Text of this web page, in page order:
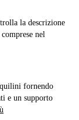
la descrizione
nel
fornendo
e un supporto